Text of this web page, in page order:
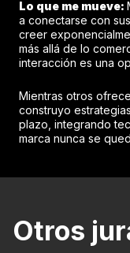
Lo que me mueve:
a conectarse con
creer
más allá de lo
interacción es una
Mientras otros
construyo
plazo, integrando
marca nunca se
Otros